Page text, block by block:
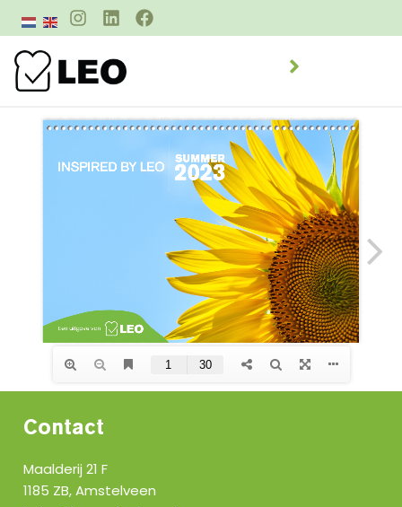
Contact
Maalderij 21 F
1185 ZB, Amstelveen